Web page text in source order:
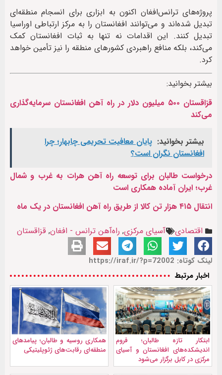
پروژه‌های ترانس‌افغان اکنون به ابزاری برای انسجام منطقه‌ای
تبدیل شده‌اند و می‌توانند افغانستان را به مرکز ارتباطی اوراسیا
تبدیل کنند. این اقدامات نه تنها به ثبات افغانستان کمک
می‌کند، بلکه منافع راهبردی کشورهای منطقه را نیز تأمین خواهد
کرد.‌
بیشتر بخوانید:
قزاقستان ۵۰۰ میلیون دلار در راه آهن افغانستان سرمایه‌گذاری
می‌کند
بیشتر بخوانید: پایان معافیت تحریمی‌ چابهار؛ چرا
افغانستان نگران است؟
درخواست طالبان برای توسعه راه آهن هرات به غرب و شمال
غرب؛ ایران آماده همکاری است
انتقال ۴۱۵ هزار تن کالا از طریق راه آهن افغانستان در یک ماه
اقتصادی
آسیای مرکزی, راه‌آهن ترانس - افغان, قزاقستان
لینک کوتاه: https://iraf.ir/?p=72002
اخبار مرتبط
ابتکار تازه طالبان؛ فروم
اندیشکده‌های افغانستان و آسیای
مرکزی در کابل برگزار می‌شود
همکاری روسيه و طالبان؛ پیامدهای
منطقه‌ای رقابت‌های ژئوپلیتیکی